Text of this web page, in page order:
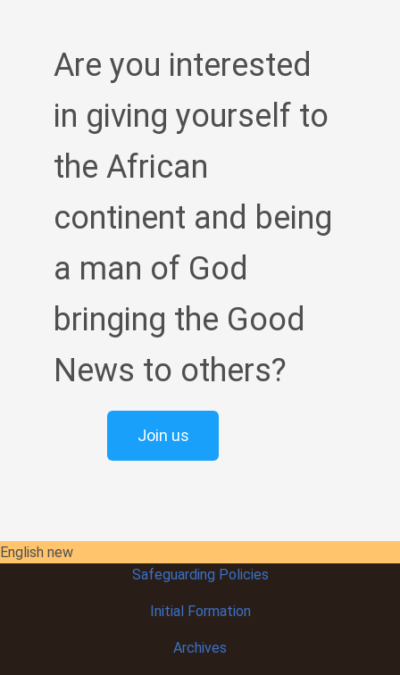
Are you interested
in giving yourself to
the African
continent and being
a man of God
bringing the Good
News to others?
Join us
English new
Safeguarding Policies
InitialFormation
Archives